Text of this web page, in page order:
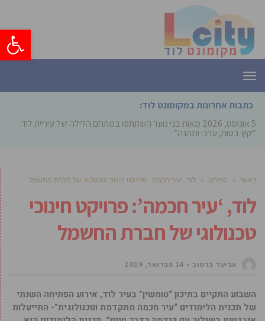
פתח
תפריט
כתבות אחרונות במקומונט לוד:
5 אוגוסט, 2026
מאות בני נוער השתתפו במתחם הלילה של עיריית לוד:
“קיץ בטוח, ערכי ומהנה”
ראשי » ספורט » לוד, ‘עיר חכמה’: פרויקט חינוכי טכנולוגי של חברת החשמל
לוד, ‘עיר חכמה’: פרויקט חינוכי
טכנולוגי של חברת החשמל
אביעד ברטוב 14 פברואר, 2019
השבוע התקיים בתיכון “טומשין” בעיר לוד, אירוע הפתיחה השנתי
של תכנית הלימודים “עיר חכמה מתקדמת וטכנולוגית”- התייעלות